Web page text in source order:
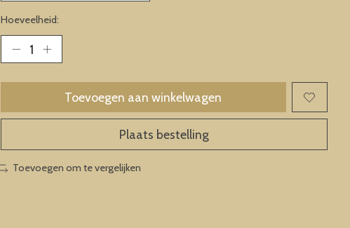
Hoeveelheid:
Toevoegen aan winkelwagen
Plaats bestelling
Toevoegen om te vergelijken